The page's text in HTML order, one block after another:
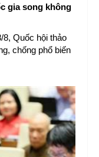
gia song không
Quốc hội thảo
chống phổ biến